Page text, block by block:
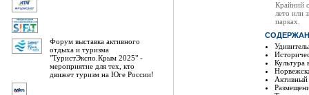
Форум выставка активного
отдыха и туризма
"ТуристЭкспо.Крым 2025" -
мероприятие для тех, кто
движет туризм на Юге России!
Крайний
лето или
парках.
Культура